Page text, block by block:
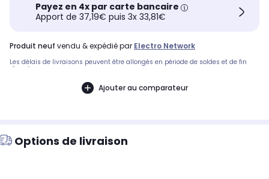
Payez en 4x par carte bancaire
Apport de 37,19€ puis 3x 33,81€
produit neuf vendu & expédié par Electro Network
Les délais de livraisons peuvent être allongés en période de soldes et de fin
d'année.
Ajouter au comparateur
Options de livraison